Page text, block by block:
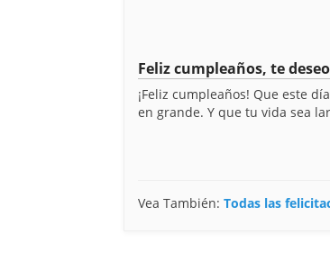
Feliz cumpleaños, te
¡Feliz cumpleaños! Que este
en grande. Y que tu vida sea
Vea También: Todas las